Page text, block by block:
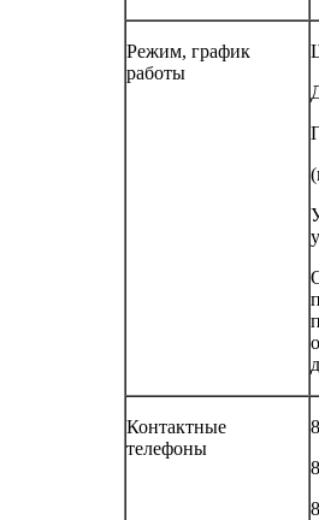
Режим, график
работы
Контактные
телефоны